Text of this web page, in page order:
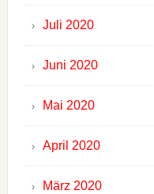
Juli 2020
Juni 2020
Mai 2020
April 2020
März 2020